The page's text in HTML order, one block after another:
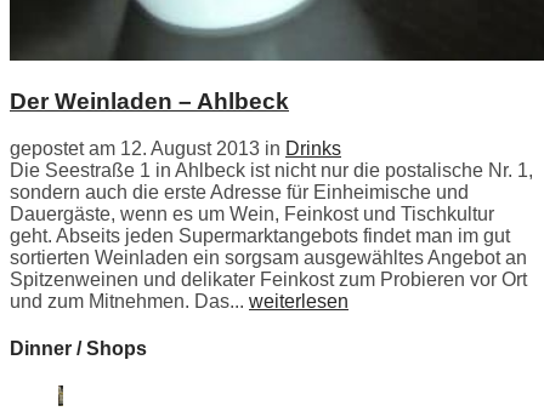
Der Weinladen – Ahlbeck
gepostet am 12. August 2013 in Drinks
Die Seestraße 1 in Ahlbeck ist nicht nur die postalische Nr. 1,
sondern auch die erste Adresse für Einheimische und
Dauergäste, wenn es um Wein, Feinkost und Tischkultur
geht. Abseits jeden Supermarktangebots findet man im gut
sortierten Weinladen ein sorgsam ausgewähltes Angebot an
Spitzenweinen und delikater Feinkost zum Probieren vor Ort
und zum Mitnehmen. Das... weiterlesen
Dinner / Shops